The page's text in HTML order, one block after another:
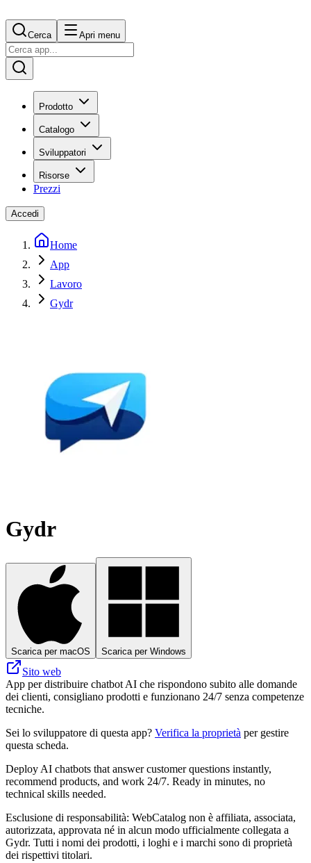
Cerca Apri menu
Prodotto
Catalogo
Sviluppatori
Risorse
Prezzi
Accedi
Home
App
Lavoro
Gydr
Gydr
Scarica per macOS Scarica per Windows
Sito web
App per distribuire chatbot AI che rispondono subito alle domande
dei clienti, consigliano prodotti e funzionano 24/7 senza competenze
tecniche.
Sei lo sviluppatore di questa app? Verifica la proprietà per gestire
questa scheda.
Deploy AI chatbots that answer customer questions instantly,
recommend products, and work 24/7. Ready in minutes, no
technical skills needed.
Esclusione di responsabilità: WebCatalog non è affiliata, associata,
autorizzata, approvata né in alcun modo ufficialmente collegata a
Gydr. Tutti i nomi dei prodotti, i loghi e i marchi sono di proprietà
dei rispettivi titolari.